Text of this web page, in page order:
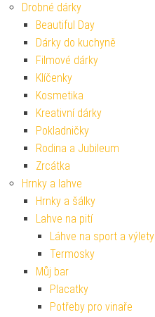
Drobné dárky
Beautiful Day
Dárky do kuchyně
Filmové dárky
Klíčenky
Kosmetika
Kreativní dárky
Pokladničky
Rodina a Jubileum
Zrcátka
Hrnky a lahve
Hrnky a šálky
Lahve na pití
Láhve na sport a výlety
Termosky
Můj bar
Placatky
Potřeby pro vinaře